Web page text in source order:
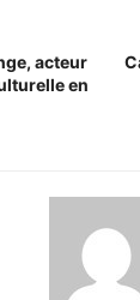
acteur
en